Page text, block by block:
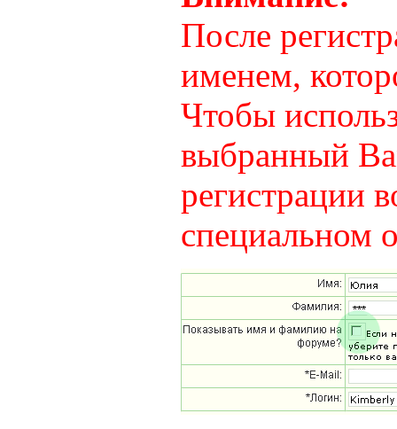
После
именем,
Чтобы
выбранный
регистрации
специальном